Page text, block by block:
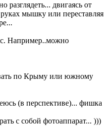
разглядеть... двигаясь от
мышку или переставляя
Например..можно
по Крыму или южному
(в перспективе)... фишка
с собой фотоаппарат... )))